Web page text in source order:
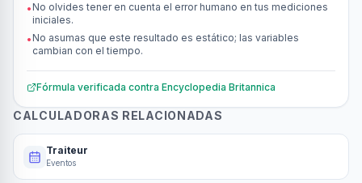
• No olvides tener en cuenta el error humano en tus mediciones
iniciales.
• No asumas que este resultado es estático; las variables
cambian con el tiempo.
Fórmula verificada contra Encyclopedia Britannica
CALCULADORAS RELACIONADAS
Traiteur
Eventos